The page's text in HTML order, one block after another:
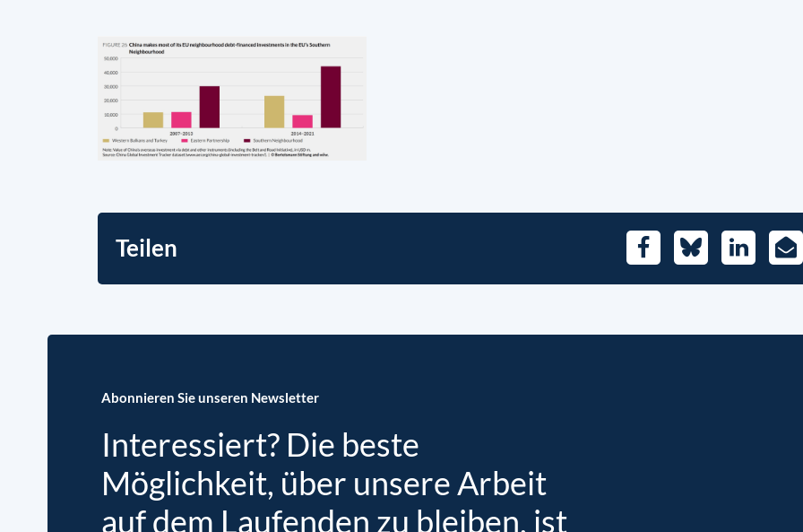
Teilen FacebookBlueskyLinkedIn
E-
Abonnieren Sie unseren Newsletter
Interessiert? Die beste
Möglichkeit, über unsere Arbeit
auf dem Laufenden zu bleiben, ist